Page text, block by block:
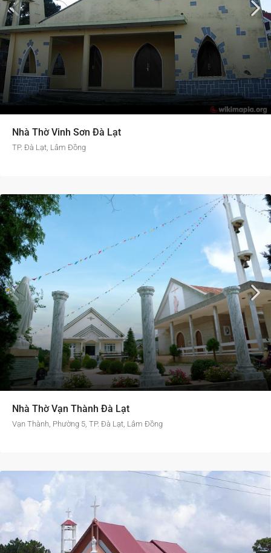
Nhà Thờ Vinh Sơn Đà Lạt
TP. Đà Lạt, Lâm Đồng
Nhà Thờ Vạn Thành Đà Lạt
Vạn Thành, Phường 5, TP. Đà Lạt, Lâm Đồng